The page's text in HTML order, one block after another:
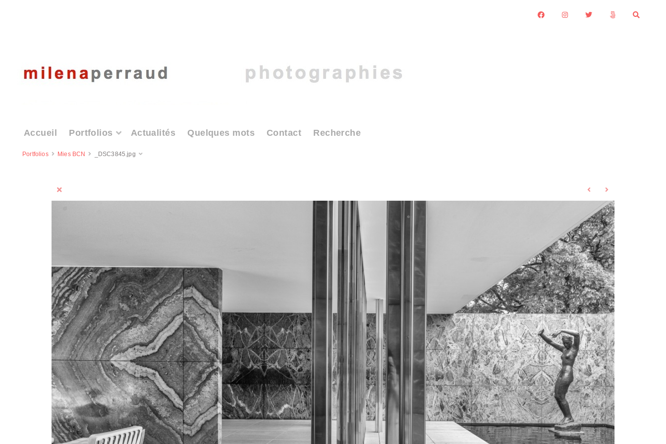
Portfolios Mies BCN _DSC3845.jpg
Accueil Portfolios Actualités Quelques mots Contact Recherche